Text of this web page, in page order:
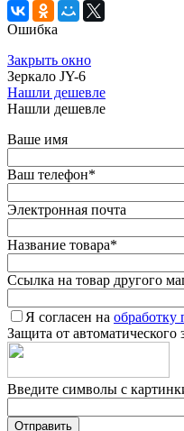
Ошибка
Закрыть окно
Зеркало JY-6
Нашли дешевле
Нашли дешевле
Ваше имя
Ваш телефон*
Электронная почта
Название товара*
Ссылка на товар другого
Я согласен на обработку
Защита от автоматического
Введите символы с